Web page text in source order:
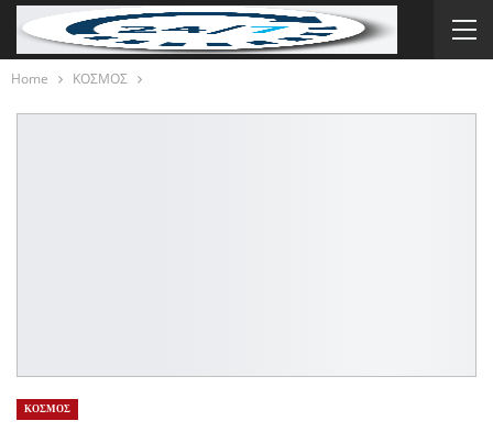
Home ΚΟΣΜΟΣ
ΚΟΣΜΟΣ